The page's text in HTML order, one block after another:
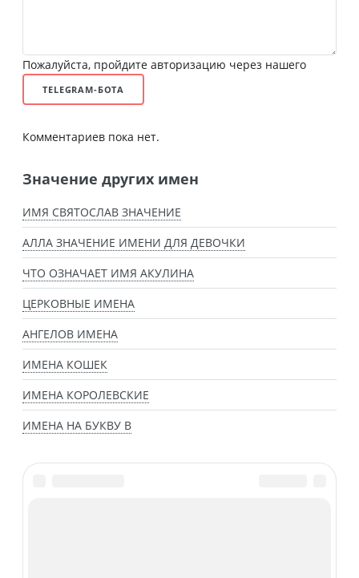
Пожалуйста, пройдите авторизацию через нашего
TELEGRAM-БОТА
Комментариев пока нет.
Значение других имен
ИМЯ СВЯТОСЛАВ ЗНАЧЕНИЕ
АЛЛА ЗНАЧЕНИЕ ИМЕНИ ДЛЯ ДЕВОЧКИ
ЧТО ОЗНАЧАЕТ ИМЯ АКУЛИНА
ЦЕРКОВНЫЕ ИМЕНА
АНГЕЛОВ ИМЕНА
ИМЕНА КОШЕК
ИМЕНА КОРОЛЕВСКИЕ
ИМЕНА НА БУКВУ В